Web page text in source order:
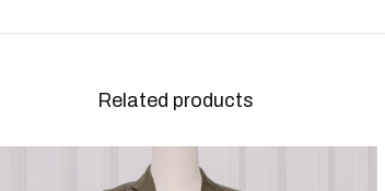
Related products